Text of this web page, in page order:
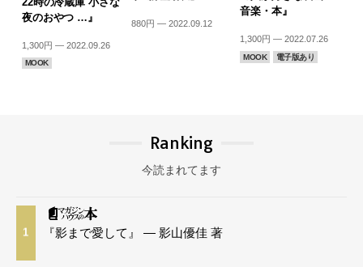
夜のおやつ …』
1,300円 — 2022.09.26
MOOK
880円 — 2022.09.12
音楽・本』
1,300円 — 2022.07.26
MOOK 電子版あり
Ranking
今読まれてます
1 『影まで愛して』 — 影山優佳 著